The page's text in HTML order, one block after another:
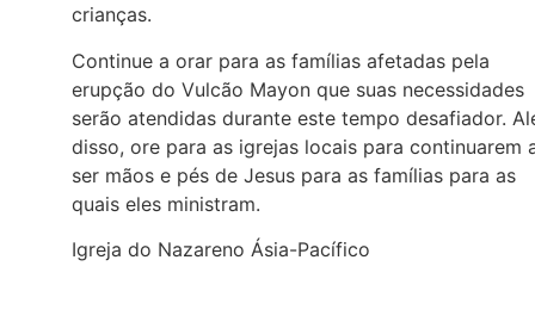
crianças.
Continue a orar para as famílias afetadas pela
erupção do Vulcão Mayon que suas necessidades
serão atendidas durante este tempo desafiador.
disso, ore para as igrejas locais para continuarem
ser mãos e pés de Jesus para as famílias para as
quais eles ministram.
Igreja do Nazareno Ásia-Pacífico